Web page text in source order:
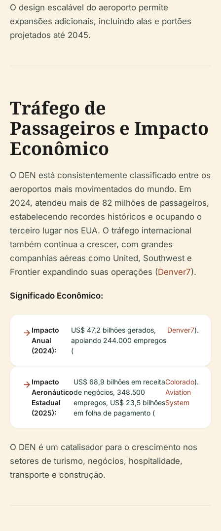
O design escalável do aeroporto permite
expansões adicionais, incluindo alas e portões
projetados até 2045.
Tráfego de
Passageiros e Impacto
Econômico
O DEN está consistentemente classificado entre os
aeroportos mais movimentados do mundo. Em
2024, atendeu mais de 82 milhões de passageiros,
estabelecendo recordes históricos e ocupando o
terceiro lugar nos EUA. O tráfego internacional
também continua a crescer, com grandes
companhias aéreas como United, Southwest e
Frontier expandindo suas operações (Denver7).
Significado Econômico:
Impacto
Anual
(2024):
US$ 47,2 bilhões gerados,
apoiando 244.000 empregos
(
Denver7).
Impacto
Aeronáutico
Estadual
(2025):
US$ 68,9 bilhões em receita
de negócios, 348.500
empregos, US$ 23,5 bilhões
em folha de pagamento (
Colorado
Aviation
System
).
O DEN é um catalisador para o crescimento nos
setores de turismo, negócios, hospitalidade,
transporte e construção.